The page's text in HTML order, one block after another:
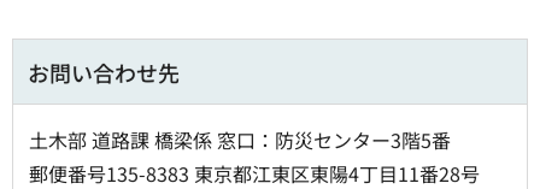
お問い合わせ先
土木部 道路課 橋梁係 窓口：防災センター3階5番
郵便番号135-8383 東京都江東区東陽4丁目11番28号